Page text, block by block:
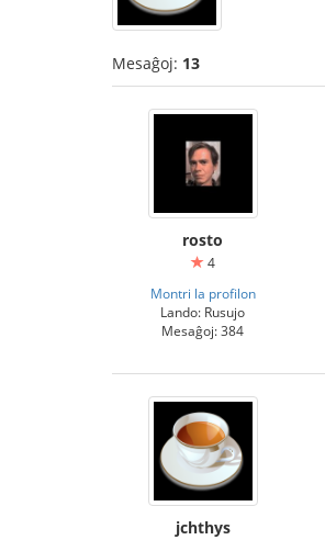
Mesaĝoj: 13
rosto
4
Montri la profilon
Lando: Rusujo
Mesaĝoj: 384
jchthys